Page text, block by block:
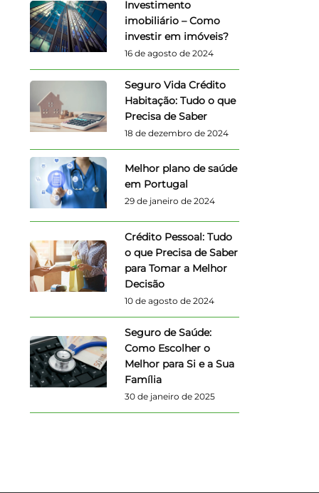
Investimento
imobiliário – Como
investir em imóveis?
16 de agosto de 2024
Seguro Vida Crédito
Habitação: Tudo o que
Precisa de Saber
18 de dezembro de 2024
Melhor plano de saúde
em Portugal
29 de janeiro de 2024
Crédito Pessoal: Tudo
o que Precisa de Saber
para Tomar a Melhor
Decisão
10 de agosto de 2024
Seguro de Saúde:
Como Escolher o
Melhor para Si e a Sua
Família
30 de janeiro de 2025